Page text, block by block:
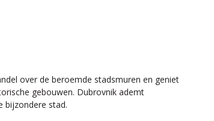
over de beroemde stadsmuren en geniet
gebouwen. Dubrovnik ademt
bijzondere stad.